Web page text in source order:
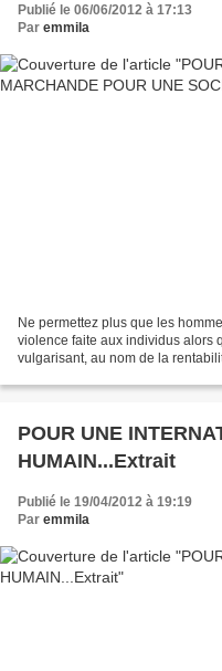
Publié le 06/06/2012 à 17:13
Par emmila
Ne permettez plus que les
violence faite aux individus alors
vulgarisant, au nom de la
POUR UNE
HUMAIN...Extrait
Publié le 19/04/2012 à 19:19
Par emmila